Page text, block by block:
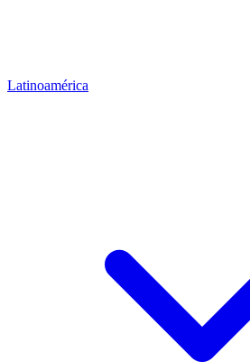
Latinoamérica